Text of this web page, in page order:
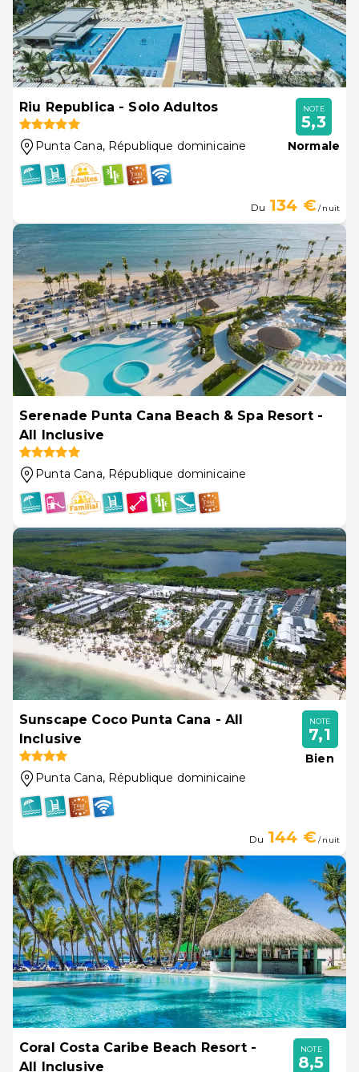
Riu Republica - Solo Adultos
Punta Cana, République dominicaine
NOTE
5,3
Normale
Du 134 €/ nuit
Serenade Punta Cana Beach & Spa Resort -
All Inclusive
Punta Cana, République dominicaine
Sunscape Coco Punta Cana - All
Inclusive
Punta Cana, République dominicaine
NOTE
7,1
Bien
Du 144 €/ nuit
Coral Costa Caribe Beach Resort -
All Inclusive
NOTE
8,5